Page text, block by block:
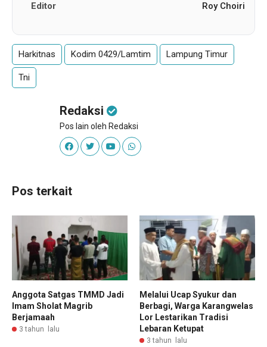
Editor
Roy Choiri
Harkitnas Kodim 0429/Lamtim Lampung Timur
Tni
Redaksi
Pos lain oleh Redaksi
Pos terkait
Anggota Satgas TMMD Jadi
Imam Sholat Magrib
Berjamaah
3 tahun lalu
Melalui Ucap Syukur dan
Berbagi, Warga Karangwelas
Lor Lestarikan Tradisi
Lebaran Ketupat
3 tahun lalu